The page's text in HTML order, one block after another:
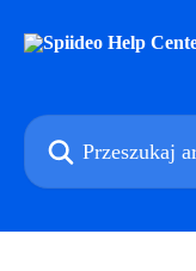
Przeszukaj artykuły...